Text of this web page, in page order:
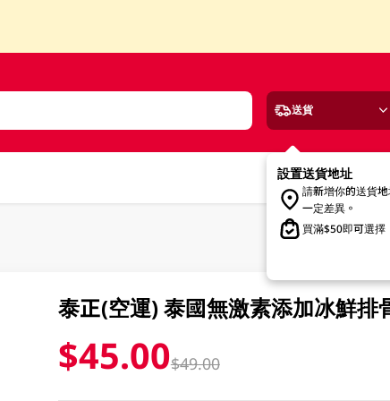
送貨
設置送貨地址
請新增你的送貨
一定差異。
買滿$50即可選擇
泰正(空運) 泰國無激素添加冰鮮排
$45.00$49.00